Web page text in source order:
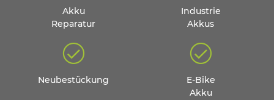
Akku
Reparatur
Industrie
Akkus
Neubestückung
E-Bike
Akku